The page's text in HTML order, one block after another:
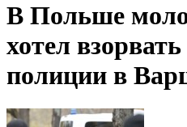
В Польше
хотел
полиции в